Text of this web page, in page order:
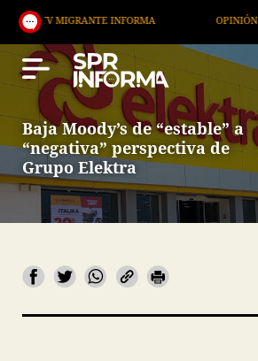
MIGRANTE INFORMA
Baja Moody’s de “estable” a
“negativa” perspectiva de
Grupo Elektra